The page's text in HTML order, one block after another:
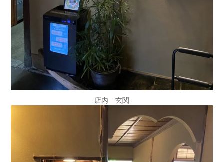
店内 玄関